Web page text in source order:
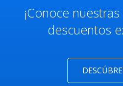
¡Conoce
descuentos